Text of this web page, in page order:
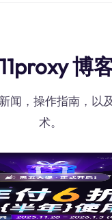
博
闻，操作指南，以
术。